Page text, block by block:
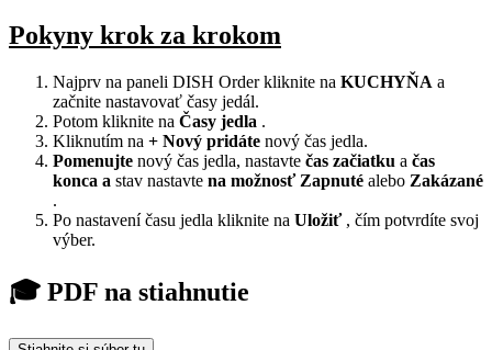
Pokyny krok za krokom
Najprv na paneli DISH Order kliknite na KUCHYŇA a
začnite nastavovať časy jedál.
Potom kliknite na Časy jedla .
Kliknutím na + Nový pridáte nový čas jedla.
Pomenujte nový čas jedla, nastavte čas začiatku a čas
konca a stav nastavte na možnosť Zapnuté alebo Zakázané
.
Po nastavení času jedla kliknite na Uložiť, čím potvrdíte svoj
výber.
🎓 PDF na stiahnutie